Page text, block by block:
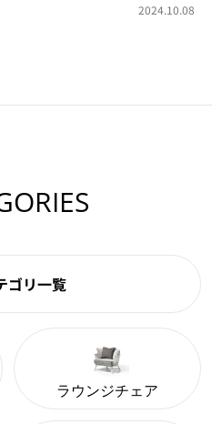
2024.10.08
ゴリ一覧
ラウンジチェア